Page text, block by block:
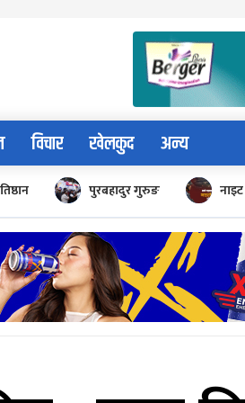
विचार खेलकुद अन्य
पुरबहादुर गुरुङ